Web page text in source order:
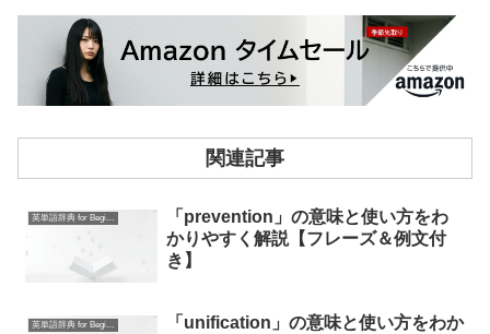
関連記事
英単語辞典 for Beginners
「prevention」の意味と使い方をわ
かりやすく解説【フレーズ＆例文付
き】
英単語辞典 for Beginners
「unification」の意味と使い方をわか